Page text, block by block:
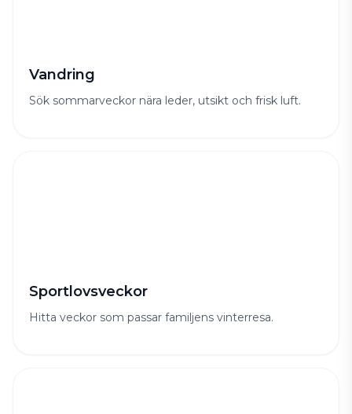
Vandring
Sök sommarveckor nära leder, utsikt och frisk luft.
Sportlovsveckor
Hitta veckor som passar familjens vinterresa.